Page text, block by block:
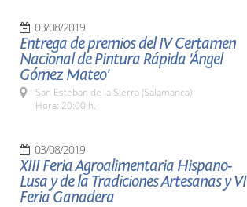
03/08/2019
Entrega de premios del IV Certamen
Nacional de Pintura Rápida 'Ángel
Gómez Mateo'
San Esteban de la Sierra (Salamanca)
Hora: 20:00 h.
03/08/2019
XIII Feria Agroalimentaria Hispano-
Lusa y de la Tradiciones Artesanas y VI
Feria Ganadera